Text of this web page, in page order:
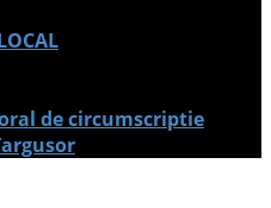
de circumscriptie